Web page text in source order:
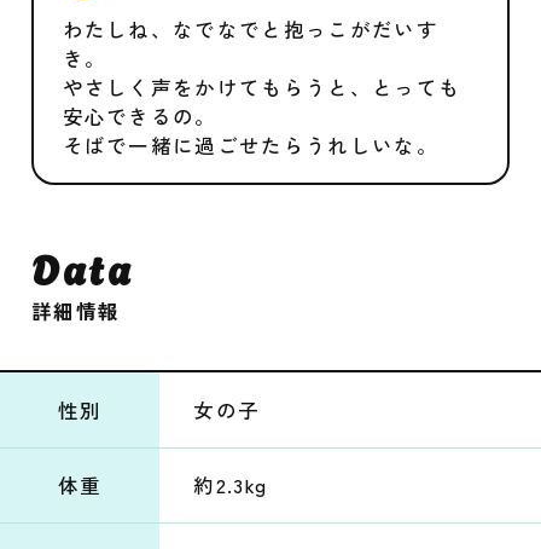
わたしね、なでなでと抱っこがだいす
き。
やさしく声をかけてもらうと、とっても
安心できるの。
そばで一緒に過ごせたらうれしいな。
Data
詳細情報
性別 女の子
体重 約2.3kg